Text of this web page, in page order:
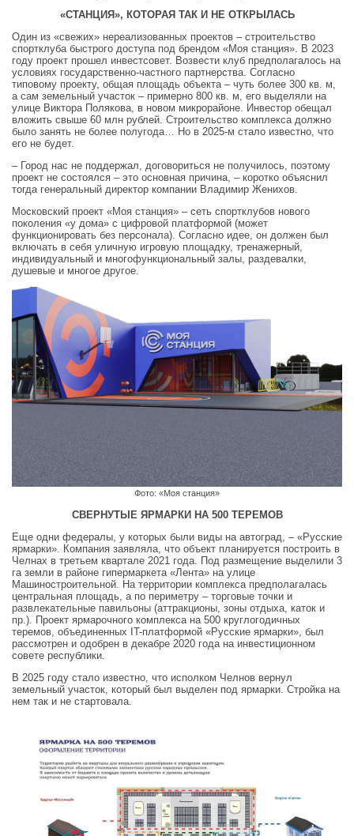
«СТАНЦИЯ», КОТОРАЯ ТАК И НЕ ОТКРЫЛАСЬ
Один из «свежих» нереализованных проектов – строительство
спортклуба быстрого доступа под брендом «Моя станция». В 2023
году проект прошел инвестсовет. Возвести клуб предполагалось на
условиях государственно-частного партнерства. Согласно
типовому проекту, общая площадь объекта – чуть более 300 кв. м,
а сам земельный участок – примерно 800 кв. м, его выделяли на
улице Виктора Полякова, в новом микрорайоне. Инвестор обещал
вложить свыше 60 млн рублей. Строительство комплекса должно
было занять не более полугода… Но в 2025-м стало известно, что
его не будет.
– Город нас не поддержал, договориться не получилось, поэтому
проект не состоялся – это основная причина, – коротко объяснил
тогда генеральный директор компании Владимир Женихов.
Московский проект «Моя станция» – сеть спортклубов нового
поколения «у дома» с цифровой платформой (может
функционировать без персонала). Согласно идее, он должен был
включать в себя уличную игровую площадку, тренажерный,
индивидуальный и многофункциональный залы, раздевалки,
душевые и многое другое.
Фото: «Моя станция»
СВЕРНУТЫЕ ЯРМАРКИ НА 500 ТЕРЕМОВ
Еще одни федералы, у которых были виды на автоград, – «Русские
ярмарки». Компания заявляла, что объект планируется построить в
Челнах в третьем квартале 2021 года. Под размещение выделили 3
га земли в районе гипермаркета «Лента» на улице
Машиностроительной. На территории комплекса предполагалась
центральная площадь, а по периметру – торговые точки и
развлекательные павильоны (аттракционы, зоны отдыха, каток и
пр.). Проект ярмарочного комплекса на 500 круглогодичных
теремов, объединенных IT-платформой «Русские ярмарки», был
рассмотрен и одобрен в декабре 2020 года на инвестиционном
совете республики.
В 2025 году стало известно, что исполком Челнов вернул
земельный участок, который был выделен под ярмарки. Стройка на
нем так и не стартовала.